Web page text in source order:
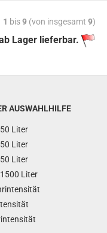
1 bis9(von insgesamt 9)
Lager lieferbar.
AUSWAHLHILFE
Liter
Liter
Liter
Liter